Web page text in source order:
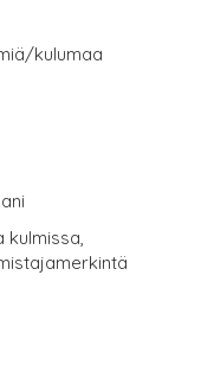
kulumaa
kulmissa,